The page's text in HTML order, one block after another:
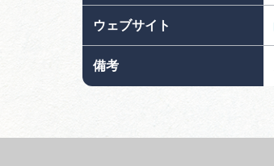
ウェブサイト
備考